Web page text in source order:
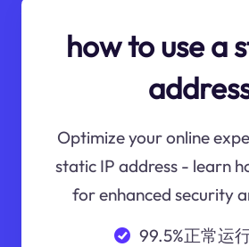
how to use a
Optimize your online
static IP address - learn
for enhanced security
99.5%正常运